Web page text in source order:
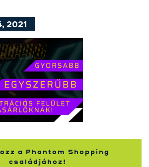
Üzletágak
Szolgáltatásaink
Karrier
Kapcsolat
Próbavásárlóknak
2021
a Phantom Shopping
családjához!